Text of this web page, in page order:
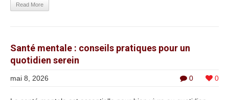
Read More
Santé mentale : conseils pratiques pour un
quotidien serein
0 0
mai 8, 2026